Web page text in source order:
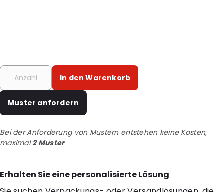
In den Warenkorb
Muster anfordern
Bei der Anforderung von Mustern entstehen keine Kosten,
maximal2 Muster
Erhalten Sie eine personalisierte Lösung